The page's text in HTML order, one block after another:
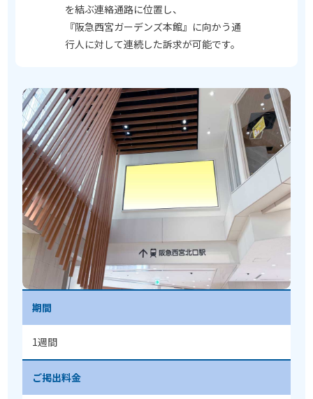
を結ぶ連絡通路に位置し、
『阪急西宮ガーデンズ本館』に向かう通
行人に対して連続した訴求が可能です。
期間
1週間
ご掲出料金